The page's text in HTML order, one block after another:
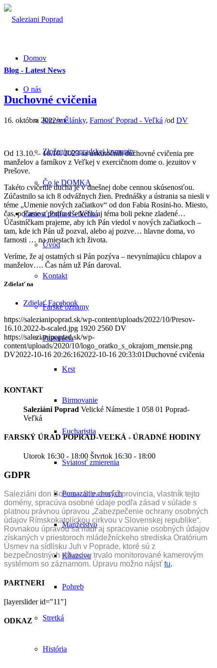
Domov
O nás
Kto sme
Zloženie popradskej komunity
Čo je DOMKA
Farnosť Poprad – Veľká
Úvod
Kontakt
Farské oznamy
Pastorácia
Krst
Birmovanie
Eucharistia
Sviatosť zmierenia
Pomazanie chorých
Manželstvo
Kňazstvo
Pohreb
Stretká
História
Blog - Latest News
Duchovné cvičenia
16. októbra 2022/vČlánky, Farnosť Poprad - Veľká /od DV
Od 13.10. – 16.10. 2023 sa uskutočnili duchovné cvičenia pre
manželov a farníkov z Veľkej v exercičnom dome o. jezuitov v
Prešove.
Takéto cvičenie ducha je v dnešnej dobe cennou skúsenosťou.
Zúčastnilo sa ich 8 odvážnych žien. Prednášky a ústrania sa niesli v
téme „Umenie nových začiatkov“ od don Fabia Rosini-ho. Miesto,
čas, počasie a podľa všetkého aj téma boli pekne zladené…
Účastníčkam prajeme, aby ich Pán viedol v nových začiatkoch –
tam, kde ich Pán už pozval, alebo aj pozve… hlavne doma, vo
farnosti … na miestach ich života.
Veríme, že aj ostatných si Pán pozýva – nevynímajúcu chlapov a
manželov…. Čas nám už Pán daroval.
Zdielať na
Zdielať Facebook
https://salezianipoprad.sk/wp-content/uploads/2022/10/Presov-
16.10.2022-b-scaled.jpg 1920 2560 DV
https://salezianipoprad.sk/wp-
content/uploads/2020/10/logo_oratko_s_okrajom_mensie.png
DV2022-10-16 20:26:162022-10-16 20:33:01Duchovné cvičenia
KONTAKT
Saleziáni Poprad Velické Námestie 1 058 01 Poprad-
Veľká
FARSKÝ ÚRAD POPRAD-VEĽKÁ - ÚRADNÉ HODINY
Utorok 16:30 - 18:00 Štvrtok 16:30 - 18:00
GDPR
Saleziáni don Bosca – Slovenská provincia, vlastník tejto
domény, spracúva osobné údaje podľa zásad v súlade s
platnou právnou úpravou „Zabezpečenie ochrany osobných
údajov Rímskokatolíckou cirkvou v Slovenskej republike“.
Rovnakou úpravou sa riadi aj spracovanie osobných údajov
získaných v priestoroch mládežníckeho strediska Oratórium
Úsmev na sídlisku Juh v Poprade, ktoré sú z
bezpečnostných dôvodov trvalo monitorované kamerovým
systémom so záznamom. Úpravu možno nájsť tu.
PARTNERI
[layerslider id="11"]
ODKAZ